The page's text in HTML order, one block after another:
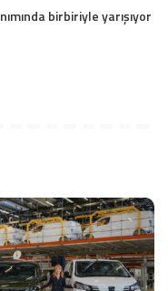
birbiriyle yarışıyor